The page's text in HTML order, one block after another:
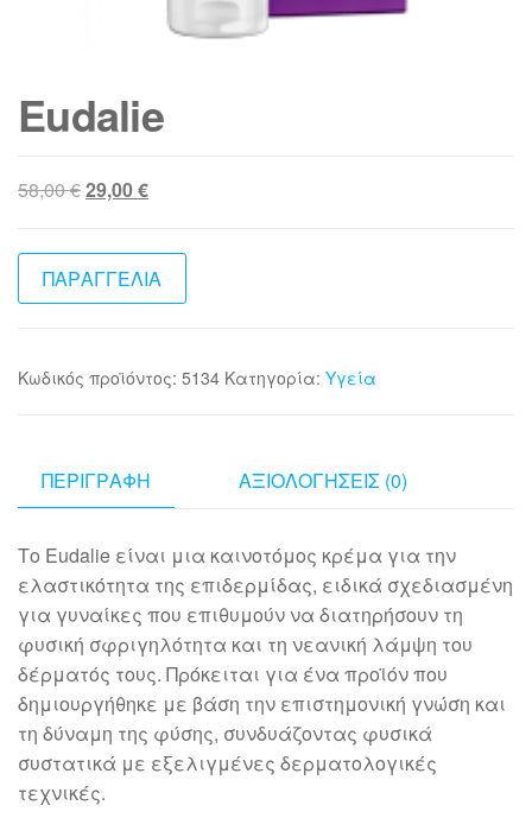
Eudalie
58,00€Original
was:
58,00 €.
29,00€Η
τιμή
είναι:
29,00 €.
ΠΑΡΑΓΓΕΛΙΑ
Κωδικός προϊόντος: 5134 Κατηγορία: Υγεία
ΠΕΡΙΓΡΑΦΉ ΑΞΙΟΛΟΓΉΣΕΙΣ (0)
Το Eudalie είναι μια καινοτόμος κρέμα για την
ελαστικότητα της επιδερμίδας, ειδικά σχεδιασμένη
για γυναίκες που επιθυμούν να διατηρήσουν τη
φυσική σφριγηλότητα και τη νεανική λάμψη του
δέρματός τους. Πρόκειται για ένα προϊόν που
δημιουργήθηκε με βάση την επιστημονική γνώση και
τη δύναμη της φύσης, συνδυάζοντας φυσικά
συστατικά με εξελιγμένες δερματολογικές
τεχνικές.